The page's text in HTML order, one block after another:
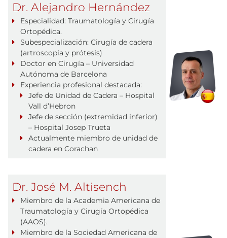
Dr. Alejandro Hernández
Especialidad: Traumatología y Cirugía
Ortopédica.
Subespecialización: Cirugía de cadera
(artroscopia y prótesis)
Doctor en Cirugía – Universidad
Autónoma de Barcelona
Experiencia profesional destacada:
Jefe de Unidad de Cadera – Hospital
Vall d’Hebron
Jefe de sección (extremidad inferior)
– Hospital Josep Trueta
Actualmente miembro de unidad de
cadera en Corachan
Dr. José M. Altisench
Miembro de la Academia Americana de
Traumatología y Cirugía Ortopédica
(AAOS).
Miembro de la Sociedad Americana de